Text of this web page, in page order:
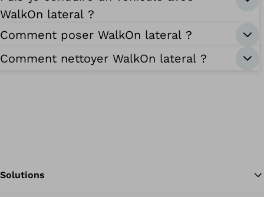
WalkOn lateral ?
Comment poser WalkOn lateral ?
Comment nettoyer WalkOn lateral ?
Solutions